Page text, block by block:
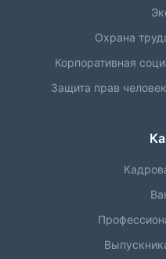
Охрана
Корпоративная
Защита прав